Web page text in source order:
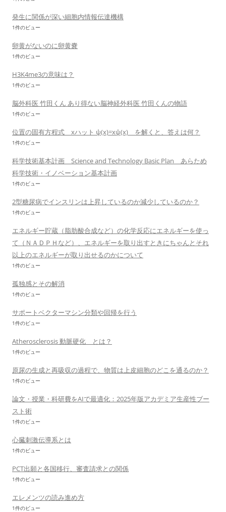
発生に関係が深い細胞内情報伝達機構
1件のビュー
卵黄がないのに卵黄嚢
1件のビュー
H3K4me3の意味は？
1件のビュー
脳外科医 竹田くん あり得ない脳神経外科医 竹田くんの物語
1件のビュー
位置の固有方程式 xハット ψ(x)=xψ(x) を解くと、答えは何？
1件のビュー
科学技術基本計画 Science and Technology Basic Plan あらため
科学技術・イノベーション基本計画
1件のビュー
2型糖尿病でインスリンは上昇しているのか減少しているのか？
1件のビュー
エネルギー貯蔵（脂肪酸合成など）の化学反応にエネルギーを使っ
て（ＮＡＤＰＨなど）、エネルギーを取り出すときにちゃんとそれ
以上のエネルギーが取り出せるのかについて
1件のビュー
孤独感とその解消
1件のビュー
サポートベクターマシン分類や回帰を行う
1件のビュー
Atherosclerosis 動脈硬化 とは？
1件のビュー
原尿の生成と再吸収の過程で、物質は上皮細胞のどこを通るのか？
1件のビュー
論文・授業・科研費をAIで最適化：2025年版アカデミア生産性ブー
スト術
1件のビュー
心臓刺激伝導系とは
1件のビュー
PCT出願と各国移行、審査請求との関係
1件のビュー
エレメンツの読み進め方
1件のビュー